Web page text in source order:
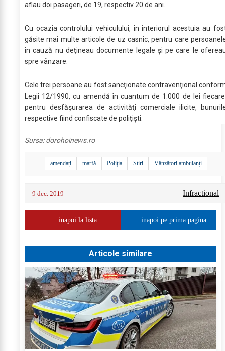
aflau doi pasageri, de 19, respectiv 20 de ani.
Cu ocazia controlului vehiculului, în interiorul acestuia au
găsite mai multe articole de uz casnic, pentru care
în cauză nu deţineau documente legale şi pe care le
spre vânzare.
Cele trei persoane au fost sancţionate contravenţional
Legii 12/1990, cu amendă în cuantum de 1.000 de lei
pentru desfăşurarea de activităţi comerciale ilicite,
respective fiind confiscate de poliţişti.
Sursa:dorohoinews.ro
amendați marfă Poliţia Stiri Vânzători ambulanți
9 dec. 2019 Infractional
inapoi la lista inapoi pe prima pagina
Articole similare